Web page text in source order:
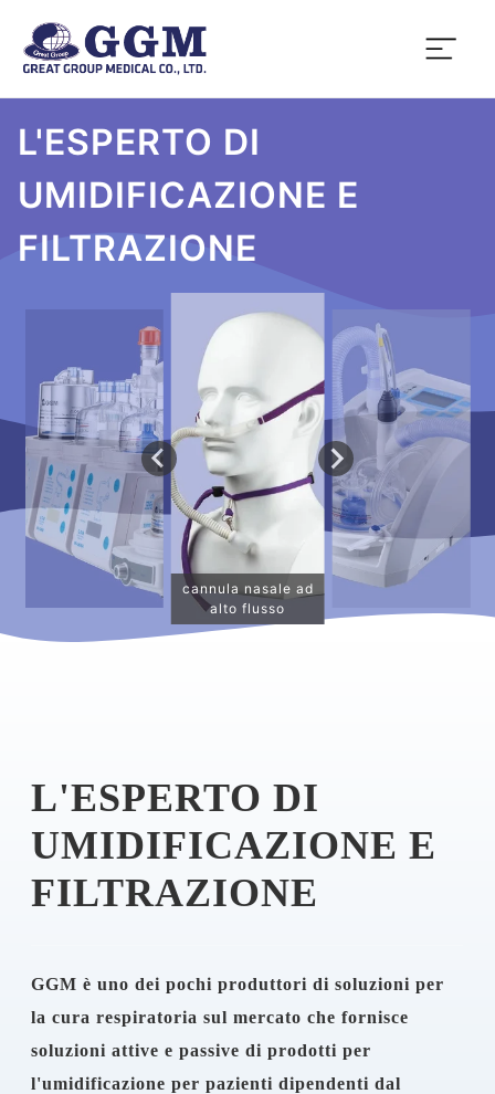
L'ESPERTO DI
UMIDIFICAZIONE E
FILTRAZIONE
cannula nasale ad
alto flusso
L'ESPERTO DI
UMIDIFICAZIONE E
FILTRAZIONE
GGM è uno dei pochi produttori di soluzioni per
la cura respiratoria sul mercato che fornisce
soluzioni attive e passive di prodotti per
l'umidificazione per pazienti dipendenti dal